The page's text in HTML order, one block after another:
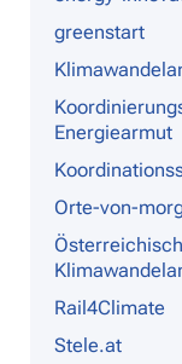
greenstart
Energiearmut
Orte-von-
Rail4Climate
Stele.at